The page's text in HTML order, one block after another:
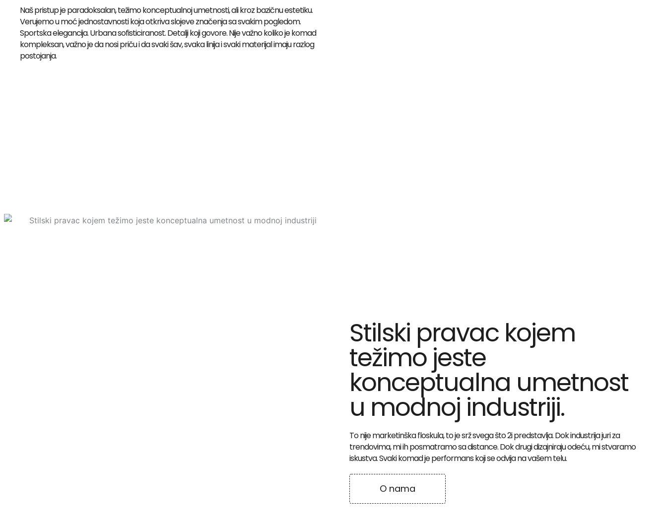
Naš pristup je paradoksalan, težimo konceptualnoj umetnosti, ali kroz bazičnu estetiku.
Verujemo u moć jednostavnosti koja otkriva slojeve značenja sa svakim pogledom.
Sportska elegancija. Urbana sofisticiranost. Detalji koji govore. Nije važno koliko je komad
kompleksan, važno je da nosi priču i da svaki šav, svaka linija i svaki materijal imaju razlog
postojanja.
Stilski pravac kojem
težimo jeste
konceptualna umetnost
u modnoj industriji.
To nije marketinška floskula, to je srž svega što 2i predstavlja. Dok industrija juri za
trendovima, mi ih posmatramo sa distance. Dok drugi dizajniraju odeću, mi stvaramo
iskustva. Svaki komad je performans koji se odvija na vašem telu.
O nama